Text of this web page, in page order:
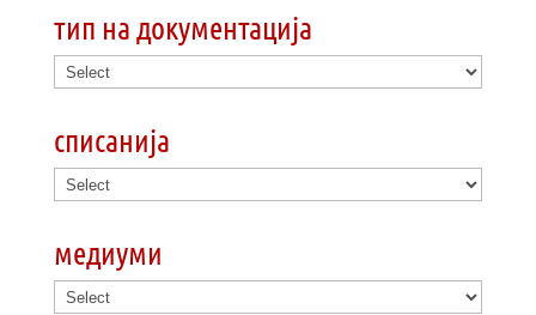
тип на документација
списанија
медиуми